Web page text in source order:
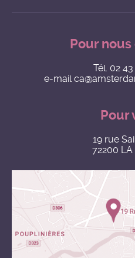
Pour
Tél. 02 43
e-mail
Pour
19 rue
72200 LA